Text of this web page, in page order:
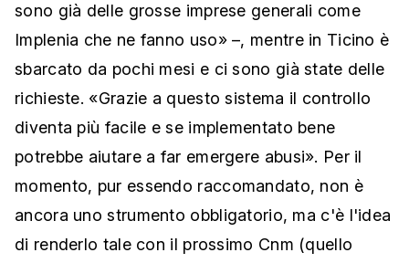
sono già delle grosse imprese generali come
Implenia che ne fanno uso» –, mentre in Ticino è
sbarcato da pochi mesi e ci sono già state delle
richieste. «Grazie a questo sistema il controllo
diventa più facile e se implementato bene
potrebbe aiutare a far emergere abusi». Per il
momento, pur essendo raccomandato, non è
ancora uno strumento obbligatorio, ma c'è l'idea
di renderlo tale con il prossimo Cnm (quello